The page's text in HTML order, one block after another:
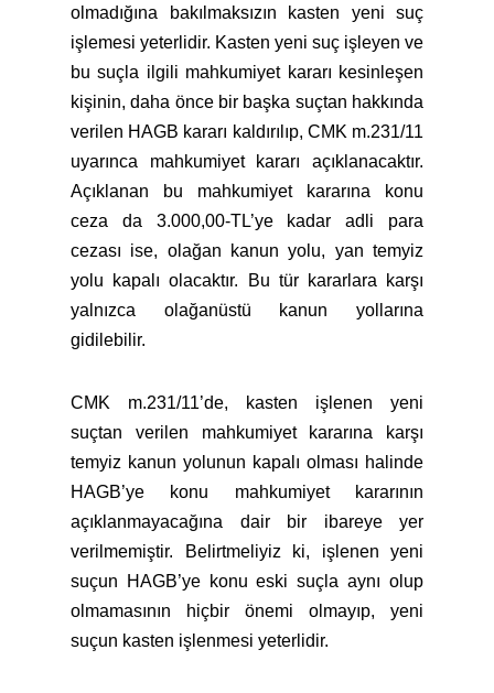
olmadığına bakılmaksızın kasten yeni suç
işlemesi yeterlidir. Kasten yeni suç işleyen ve
bu suçla ilgili mahkumiyet kararı kesinleşen
kişinin, daha önce bir başka suçtan hakkında
verilen HAGB kararı kaldırılıp, CMK m.231/11
uyarınca mahkumiyet kararı açıklanacaktır.
Açıklanan bu mahkumiyet kararına konu
ceza da 3.000,00-TL’ye kadar adli para
cezası ise, olağan kanun yolu, yan temyiz
yolu kapalı olacaktır. Bu tür kararlara karşı
yalnızca olağanüstü kanun yollarına
gidilebilir.
CMK m.231/11’de, kasten işlenen yeni
suçtan verilen mahkumiyet kararına karşı
temyiz kanun yolunun kapalı olması halinde
HAGB’ye konu mahkumiyet kararının
açıklanmayacağına dair bir ibareye yer
verilmemiştir. Belirtmeliyiz ki, işlenen yeni
suçun HAGB’ye konu eski suçla aynı olup
olmamasının hiçbir önemi olmayıp, yeni
suçun kasten işlenmesi yeterlidir.